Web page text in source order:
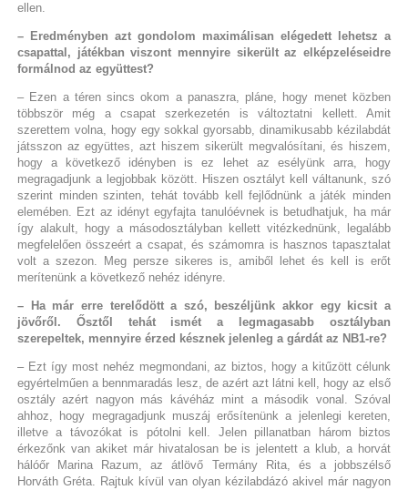
ellen.
– Eredményben azt gondolom maximálisan elégedett lehetsz a
csapattal, játékban viszont mennyire sikerült az elképzeléseidre
formálnod az együttest?
– Ezen a téren sincs okom a panaszra, pláne, hogy menet közben
többször még a csapat szerkezetén is változtatni kellett. Amit
szerettem volna, hogy egy sokkal gyorsabb, dinamikusabb kézilabdát
játsszon az együttes, azt hiszem sikerült megvalósítani, és hiszem,
hogy a következő idényben is ez lehet az esélyünk arra, hogy
megragadjunk a legjobbak között. Hiszen osztályt kell váltanunk, szó
szerint minden szinten, tehát tovább kell fejlődnünk a játék minden
elemében. Ezt az idényt egyfajta tanulóévnek is betudhatjuk, ha már
így alakult, hogy a másodosztályban kellett vitézkednünk, legalább
megfelelően összeért a csapat, és számomra is hasznos tapasztalat
volt a szezon. Meg persze sikeres is, amiből lehet és kell is erőt
merítenünk a következő nehéz idényre.
– Ha már erre terelődött a szó, beszéljünk akkor egy kicsit a
jövőről. Ősztől tehát ismét a legmagasabb osztályban
szerepeltek, mennyire érzed késznek jelenleg a gárdát az NB1-re?
– Ezt így most nehéz megmondani, az biztos, hogy a kitűzött célunk
egyértelműen a bennmaradás lesz, de azért azt látni kell, hogy az első
osztály azért nagyon más kávéház mint a második vonal. Szóval
ahhoz, hogy megragadjunk muszáj erősítenünk a jelenlegi kereten,
illetve a távozókat is pótolni kell. Jelen pillanatban három biztos
érkezőnk van akiket már hivatalosan be is jelentett a klub, a horvát
hálóőr Marina Razum, az átlövő Termány Rita, és a jobbszélső
Horváth Gréta. Rajtuk kívül van olyan kézilabdázó akivel már nagyon